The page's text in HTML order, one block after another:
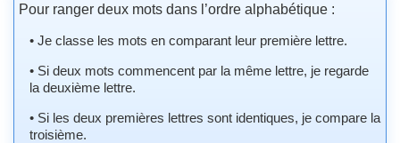
Pour ranger deux mots dans l’ordre alphabétique :
• Je classe les mots en comparant leur première lettre.
• Si deux mots commencent par la même lettre, je regarde
la deuxième lettre.
• Si les deux premières lettres sont identiques, je compare la
troisième.